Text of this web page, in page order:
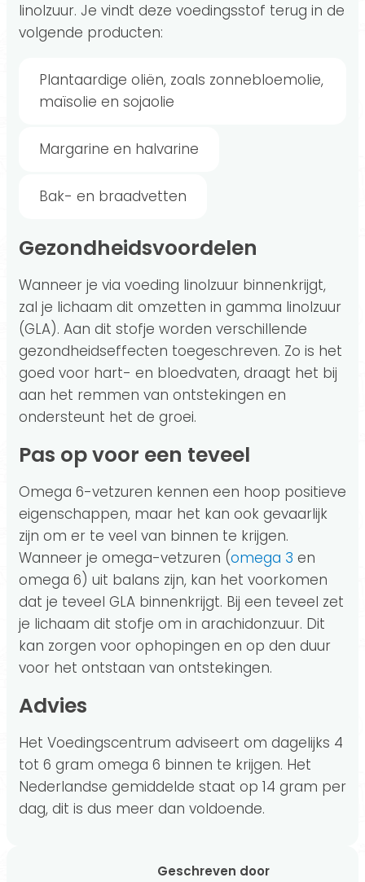
linolzuur. Je vindt deze voedingsstof terug in de
volgende producten:
Plantaardige oliën, zoals zonnebloemolie,
maïsolie en sojaolie
Margarine en halvarine
Bak- en braadvetten
Gezondheidsvoordelen
Wanneer je via voeding linolzuur binnenkrijgt,
zal je lichaam dit omzetten in gamma linolzuur
(GLA). Aan dit stofje worden verschillende
gezondheidseffecten toegeschreven. Zo is het
goed voor hart- en bloedvaten, draagt het bij
aan het remmen van ontstekingen en
ondersteunt het de groei.
Pas op voor een teveel
Omega 6-vetzuren kennen een hoop positieve
eigenschappen, maar het kan ook gevaarlijk
zijn om er te veel van binnen te krijgen.
Wanneer je omega-vetzuren (omega 3 en
omega 6) uit balans zijn, kan het voorkomen
dat je teveel GLA binnenkrijgt. Bij een teveel zet
je lichaam dit stofje om in arachidonzuur. Dit
kan zorgen voor ophopingen en op den duur
voor het ontstaan van ontstekingen.
Advies
Het Voedingscentrum adviseert om dagelijks 4
tot 6 gram omega 6 binnen te krijgen. Het
Nederlandse gemiddelde staat op 14 gram per
dag, dit is dus meer dan voldoende.
Geschreven door